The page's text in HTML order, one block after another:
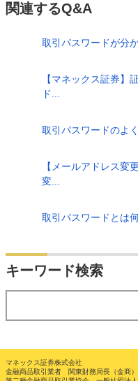
関連するQ&A
取引パスワードが分
【マネックス証券】
ド...
取引パスワードのよ
【メールアドレス変
変...
取引パスワードとは
キーワード検索
マネックス証券株式会社
金融商品取引業者 関東財務局長（金商